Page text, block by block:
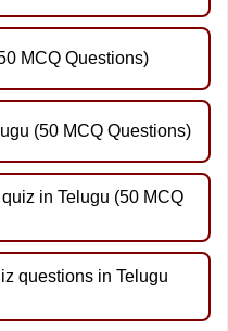
MCQ Questions)
(50 MCQ Questions)
in Telugu (50 MCQ
questions in Telugu